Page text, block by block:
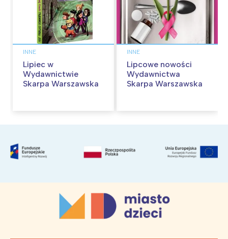
INNE
Lipiec w
Wydawnictwie
Skarpa Warszawska
INNE
Lipcowe nowości
Wydawnictwa
Skarpa Warszawska